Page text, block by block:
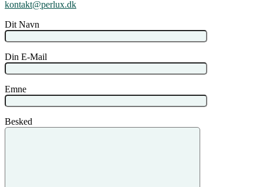
kontakt@perlux.dk
Dit Navn
Din E-Mail
Emne
Besked